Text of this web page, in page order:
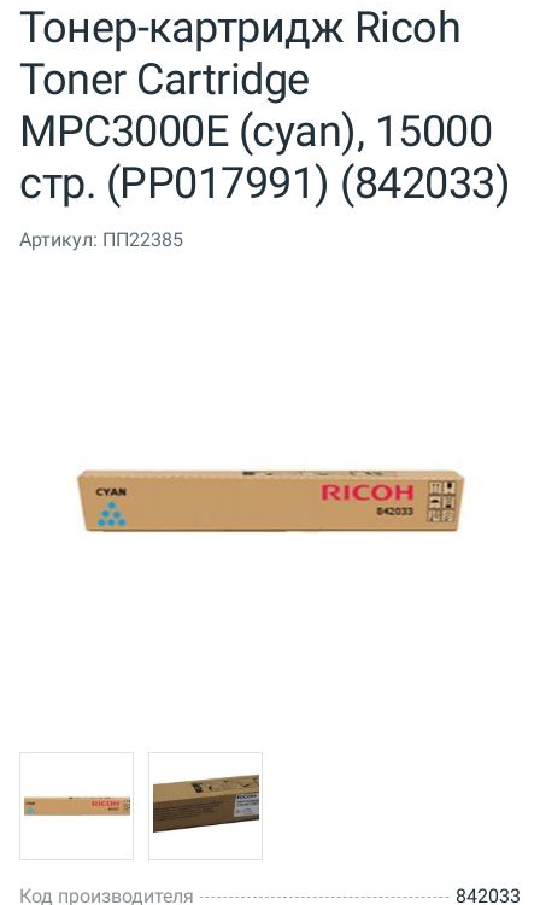
Тонер-картридж Ricoh
Toner Cartridge
MPC3000E (cyan), 15000
стр. (PP017991) (842033)
Артикул: ПП22385
Код производителя
842033